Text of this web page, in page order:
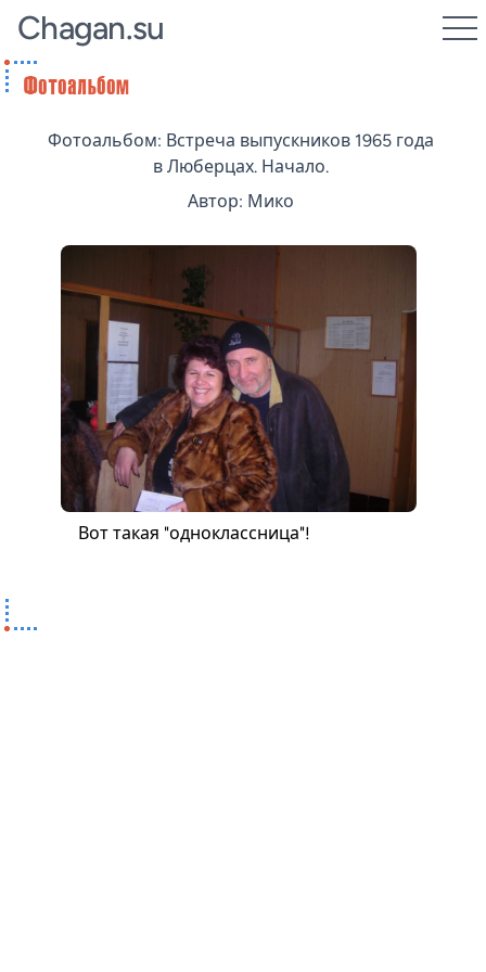
Chagan.su
Фотоальбом: Встреча выпускников 1965 года
в Люберцах. Начало.
Автор: Мико
Вот такая "одноклассница"!